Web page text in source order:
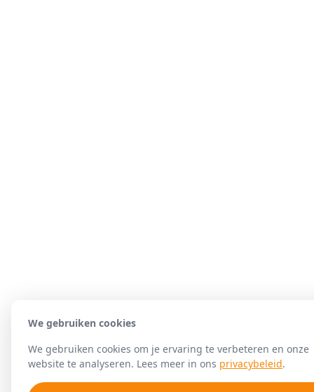
We gebruiken cookies
We gebruiken cookies om je ervaring te verbeteren en onze
website te analyseren. Lees meer in ons privacybeleid.